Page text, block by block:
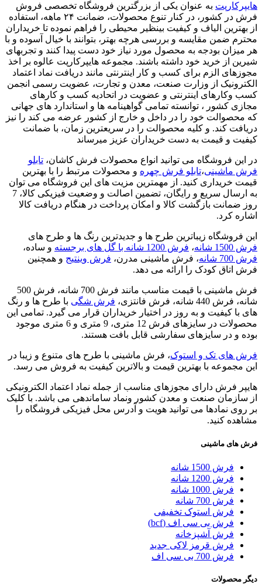
هایپرکارپت به عنوان یکی از بزرگترین فروشگاه تخصصی فروش
فرش در کشور، در کنار تنوع محصولات، ضمانت ۲۴ ماهه، استفاده
از بهترین الیاف و کیفیت بینظیر محیطی را فراهم نموده تا خریداران
محترم ضمن مقایسه و بررسی هرچه بهتر، بتوانند با خیال آسوده و با
هر میزان بودجه به محصول مورد نیاز خود دست پیدا کنند و تجربهای
شیرین از خرید خود داشته باشند. مجموعه هایپرکارپت عالوه بر اخذ
مجوزهای الزم برای کسب و کار اینترنتی مانند دریافت نماد اعتماد
الکترونیک از وزارت صنعت، معدن و تجارت، عضویت رسمی انجمن
کسب وکارهای اینترنتی و عضویت در اتحادیه کسب و کارهای
مجازی کشور ، توانسته تمامی گواهینامه ها و استاندارد های جهانی
که محصوالت خود را در داخل و خارج از کشور عرضه می کند را نیز
دریافت کند. و کلیه محصوالت را در سریعترین زمان، با ضمانت
کیفیت و قیمت به دست خریداران عزیز میرساند
در این فروشگاه می توانید انواع محصولات فرش کاشان، تابلو
فرش ماشینی،تابلو فرش چهره و محصولات مرتبط را با بهترین
قیمت خریداری کنید. از مهمترین مزیت های این فروشگاه می توان
به ارسال سریع و رایگان، تضمین اصالت و وضعیت فیزیکی کالا، 7
روز ضمانت بازگشت کالا و امکان پرداخت در هنگام دریافت کالا
اشاره کرد.
این فروشگاه زیباترین طرح ها و جدیدترین رنگ ها و طرح های
فرش 1500 شانه
، فرش 1200 شانه با گل های برجسته
و ساده،
فرش 700 شانه
، فرش ماشینی مدرن، فرش وینتیج و همچنین
فرش اتاق کودک را ارائه می دهد.
فرش ماشینی با قیمت مناسب مانند فرش 700 شانه، فرش 500
شانه، فرش 440 شانه، فرش فانتزی،
فرش شگی با طرح ها و رنگ
های با کیفیت و به روز در اختیار خریداران قرار می گیرد. تمامی این
محصولات در سایزهای فرش 12 متری، 9 متری و 6 متری موجود
بوده و در سایزهای سفارشی قابل بافت هستند.
فرش های تک و استوک، فرش ماشینی با طرح های متنوع و زیبا در
این مجموعه با بهترین قیمت و بالاترین کیفیت به فروش می رسد.
هایپر فرش دارای مجوزهای مناسب از جمله نماد اعتماد الکترونیکی
از سازمان صنعت و معدن کشور ونماد ساماندهی می باشد. با کلیک
بر روی نمادها می توانید هویت و آدرس محل فیزیکی فروشگاه را
مشاهده کنید.
فرش های ماشینی
فرش 1500 شانه
فرش 1200 شانه
فرش 1000 شانه
فرش 700 شانه
فرش استوک تخفیفی
فرش بی سی اف (bcf)
فرش آشپزخانه
فرش قرمز لاکی جدید
فرش 700 بی سی اف
دیگر محصولات